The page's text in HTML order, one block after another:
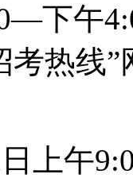
下午
考热线
上午